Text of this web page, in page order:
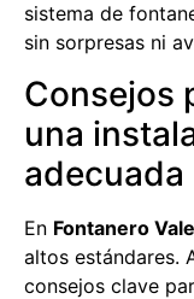
sistema de
sin sorpresas ni
Consejos
una
adecuada
En Fontanero
altos estándares.
consejos clave